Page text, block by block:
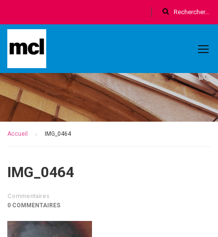
Accueil IMG_0464
IMG_0464
Commentaires
0 COMMENTAIRES